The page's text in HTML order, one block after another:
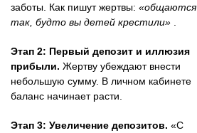
заботы. Как пишут жертвы: «общаются
так, будто вы детей крестили»
Этап 2: Первый депозит и иллюзия
прибыли. Жертву убеждают внести
небольшую сумму. В личном кабинете
баланс начинает расти.
Этап 3: Увеличение депозитов. «С